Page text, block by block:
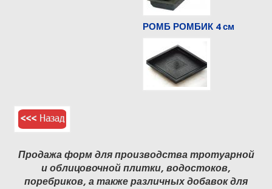
РОМБ РОМБИК 4 см
Продажа форм для производства тротуарной
и облицовочной плитки, водостоков,
поребриков, а также различных добавок для